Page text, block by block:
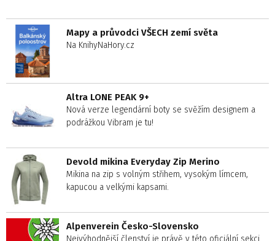
Mapy a průvodci VŠECH zemí světa
Na KnihyNaHory.cz
Altra LONE PEAK 9+
Nová verze legendární boty se svěžím designem a
podrážkou Vibram je tu!
Devold mikina Everyday Zip Merino
Mikina na zip s volným střihem, vysokým límcem,
kapucou a velkými kapsami.
Alpenverein Česko-Slovensko